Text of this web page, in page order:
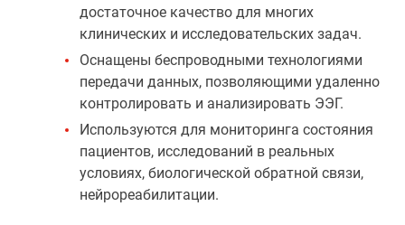
достаточное качество для многих
клинических и исследовательских задач.
Оснащены беспроводными технологиями
передачи данных, позволяющими удаленно
контролировать и анализировать ЭЭГ.
Используются для мониторинга состояния
пациентов, исследований в реальных
условиях, биологической обратной связи,
нейрореабилитации.